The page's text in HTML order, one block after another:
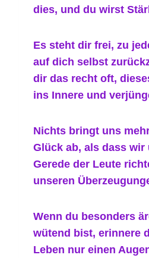
dies, und du wirst
Es steht dir frei, zu
auf dich selbst
dir das recht oft,
ins Innere und
Nichts bringt uns
Glück ab, als dass wir
Gerede der Leute
unseren
Wenn du besonders
wütend bist, erinnere
Leben nur einen